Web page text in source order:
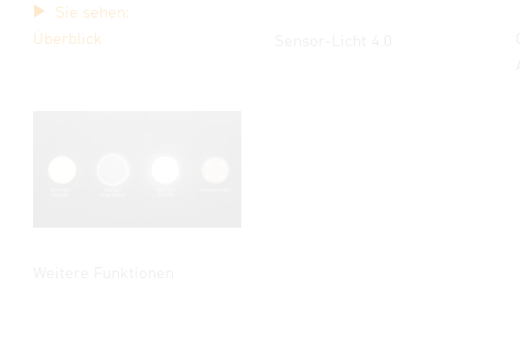
Sie sehen:
Überblick